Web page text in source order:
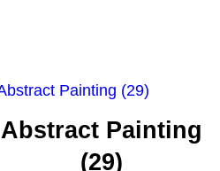
Abstract Painting
(29)